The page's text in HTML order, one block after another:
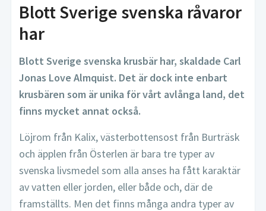
Blott Sverige svenska råvaror
har
Blott Sverige svenska krusbär har, skaldade Carl
Jonas Love Almquist. Det är dock inte enbart
krusbären som är unika för vårt avlånga land, det
finns mycket annat också.
Löjrom från Kalix, västerbottensost från Burträsk
och äpplen från Österlen är bara tre typer av
svenska livsmedel som alla anses ha fått karaktär
av vatten eller jorden, eller både och, där de
framställts. Men det finns många andra typer av